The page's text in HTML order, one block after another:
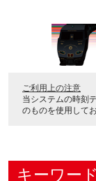
ご利用上の注意
当システムの時刻
のものを使用して
キーワー